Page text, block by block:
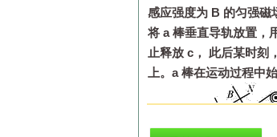
C.与纸面交点为 S的导
D. 在 x轴上坐标为r且
感应强度为 B 的匀强磁
将 a 棒垂直导轨放置，
止释放 c ， 此后某时刻
上。 a棒在运动过程中